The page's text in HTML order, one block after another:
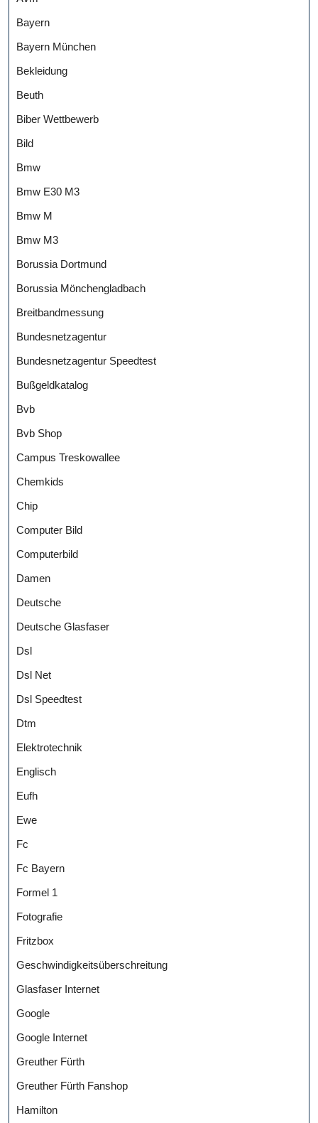
Bayern
Bayern München
Bekleidung
Beuth
Biber Wettbewerb
Bild
Bmw
Bmw E30 M3
Bmw M
Bmw M3
Borussia Dortmund
Borussia Mönchengladbach
Breitbandmessung
Bundesnetzagentur
Bundesnetzagentur Speedtest
Bußgeldkatalog
Bvb
Bvb Shop
Campus Treskowallee
Chemkids
Chip
Computer Bild
Computerbild
Damen
Deutsche
Deutsche Glasfaser
Dsl
Dsl Net
Dsl Speedtest
Dtm
Elektrotechnik
Englisch
Eufh
Ewe
Fc
Fc Bayern
Formel 1
Fotografie
Fritzbox
Geschwindigkeitsüberschreitung
Glasfaser Internet
Google
Google Internet
Greuther Fürth
Greuther Fürth Fanshop
Hamilton